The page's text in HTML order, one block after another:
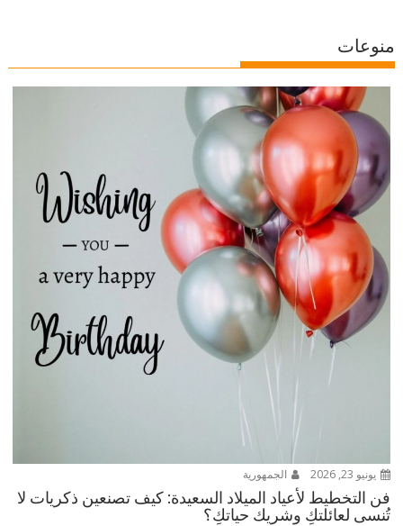
منوعات
يونيو 23, 2026 الجمهورية
فن التخطيط لأعياد الميلاد السعيدة: كيف تصنعين ذكريات لا
تُنسى لعائلتكِ وشريك حياتكِ؟